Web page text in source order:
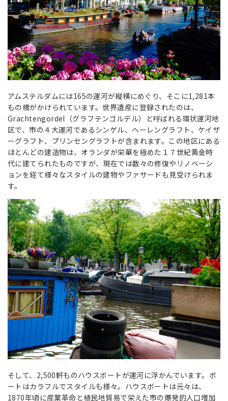
アムステルダムには165の運河が縦横にめぐり、そこに1,281本
もの橋がかけられています。世界遺産に登録されたのは、
Grachtengordel（グラフテンゴルデル）と呼ばれる環状運河地
区で、市の４大運河であるシンゲル、ヘーレングラフト、ケイザ
ーグラフト、プリンセングラフトが含まれます。この地区にある
ほとんどの建造物は、オランダが栄華を極めた１７世紀黄金時
代に建てられたものですが、現在では数々の修復やリノベーシ
ョンを経て様々なスタイルの建物やファサードも見受けられま
す。
そして、2,500軒ものハウスボートが運河に浮かんでいます。ボ
ートはカラフルでスタイルも様々。ハウスボートは元々は、
1870年頃に産業革命と植民地貿易で栄えた市の爆発的人口増加